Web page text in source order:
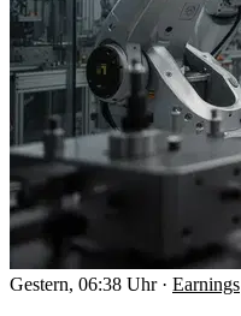
Gestern, 06:38 Uhr · Earnings